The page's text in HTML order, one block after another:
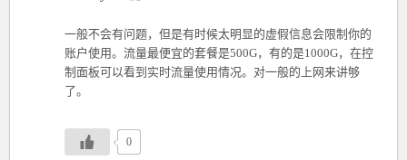
一般不会有问题，但是有时候太明显的虚假信息会限制你的
账户使用。流量最便宜的套餐是500G，有的是1000G，在控
制面板可以看到实时流量使用情况。对一般的上网来讲够
了。
0